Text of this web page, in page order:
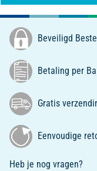
Beveiligd Bestel
Betaling per
Gratis
Eenvoudige
Heb je nog vragen?